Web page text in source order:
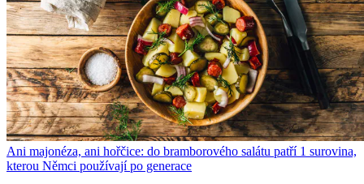
Ani majonéza, ani hořčice: do bramborového salátu patří 1 surovina,
kterou Němci používají po generace